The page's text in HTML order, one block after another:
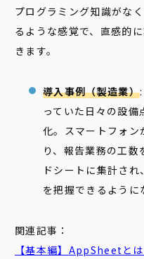
プログラミング知識がな
るような感覚で、直感的
きます。
導入事例（製造業）
っていた日々の設
化。スマートフォン
り、報告業務の工
ドシートに集計さ
を把握できるように
関連記事：
【基本編】 AppSheetと